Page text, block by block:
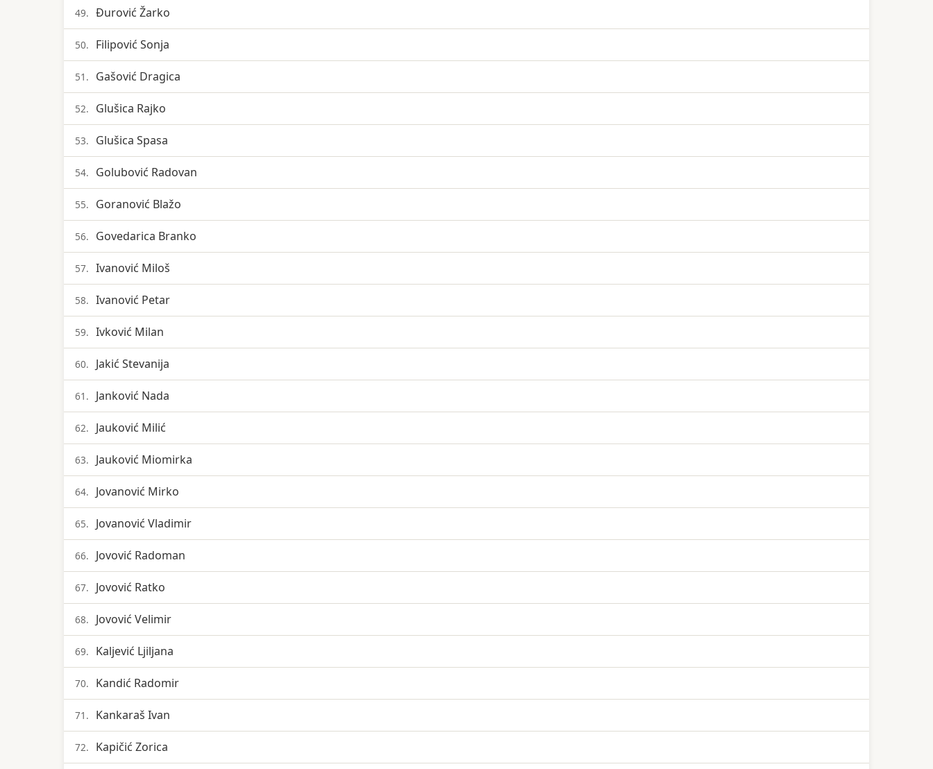
49. Đurović Žarko
50. Filipović Sonja
51. Gašović Dragica
52. Glušica Rajko
53. Glušica Spasa
54. Golubović Radovan
55. Goranović Blažo
56. Govedarica Branko
57. Ivanović Miloš
58. Ivanović Petar
59. Ivković Milan
60. Jakić Stevanija
61. Janković Nada
62. Jauković Milić
63. Jauković Miomirka
64. Jovanović Mirko
65. Jovanović Vladimir
66. Jovović Radoman
67. Jovović Ratko
68. Jovović Velimir
69. Kaljević Ljiljana
70. Kandić Radomir
71. Kankaraš Ivan
72. Kapičić Zorica